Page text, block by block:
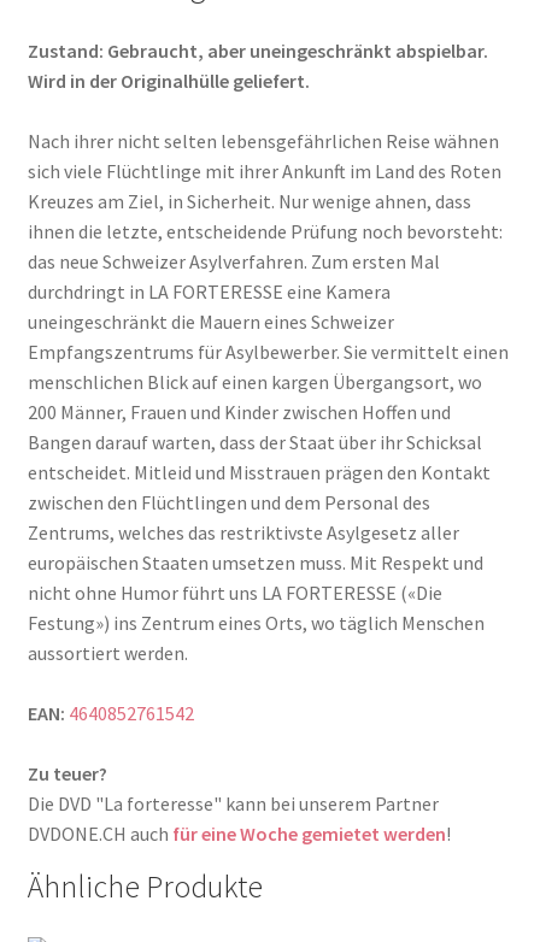
Zustand: Gebraucht, aber uneingeschränkt abspielbar.
Wird in der Originalhülle geliefert.
Nach ihrer nicht selten lebensgefährlichen Reise wähnen
sich viele Flüchtlinge mit ihrer Ankunft im Land des Roten
Kreuzes am Ziel, in Sicherheit. Nur wenige ahnen, dass
ihnen die letzte, entscheidende Prüfung noch bevorsteht:
das neue Schweizer Asylverfahren. Zum ersten Mal
durchdringt in LA FORTERESSE eine Kamera
uneingeschränkt die Mauern eines Schweizer
Empfangszentrums für Asylbewerber. Sie vermittelt einen
menschlichen Blick auf einen kargen Übergangsort, wo
200 Männer, Frauen und Kinder zwischen Hoffen und
Bangen darauf warten, dass der Staat über ihr Schicksal
entscheidet. Mitleid und Misstrauen prägen den Kontakt
zwischen den Flüchtlingen und dem Personal des
Zentrums, welches das restriktivste Asylgesetz aller
europäischen Staaten umsetzen muss. Mit Respekt und
nicht ohne Humor führt uns LA FORTERESSE («Die
Festung») ins Zentrum eines Orts, wo täglich Menschen
aussortiert werden.
EAN: 4640852761542
Zu teuer?
Die DVD "La forteresse" kann bei unserem Partner
DVDONE.CH auch für eine Woche gemietet werden!
Ähnliche Produkte